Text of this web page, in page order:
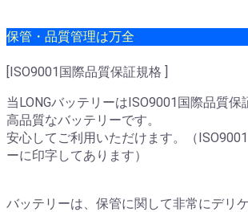
保管・品質管理は万全
[ISO9001国際品質保証規格 ]
当LONGバッテリーはISO9001国際品質保
高品質なバッテリーです。
安心してご利用いただけます。（
ーに印字してあります）
バッテリーは、保管に関して非常にデリ